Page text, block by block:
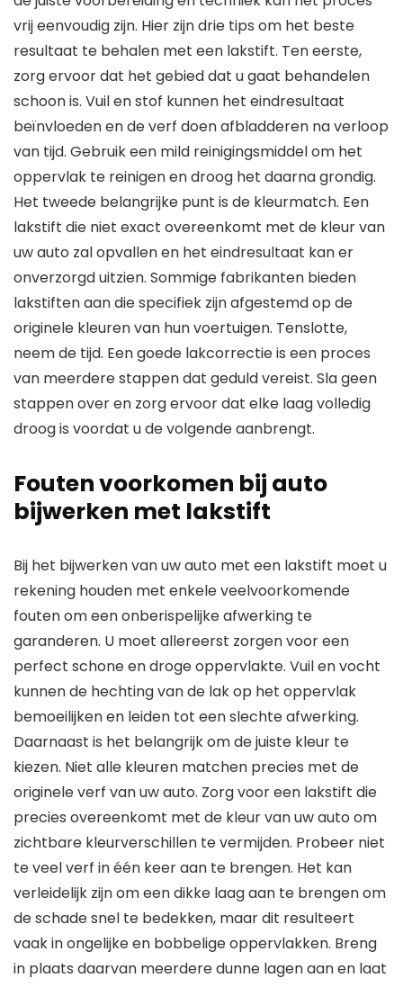
vrij eenvoudig zijn. Hier zijn drie tips om het beste
resultaat te behalen met een lakstift. Ten eerste,
zorg ervoor dat het gebied dat u gaat behandelen
schoon is. Vuil en stof kunnen het eindresultaat
beïnvloeden en de verf doen afbladderen na verloop
van tijd. Gebruik een mild reinigingsmiddel om het
oppervlak te reinigen en droog het daarna grondig.
Het tweede belangrijke punt is de kleurmatch. Een
lakstift die niet exact overeenkomt met de kleur van
uw auto zal opvallen en het eindresultaat kan er
onverzorgd uitzien. Sommige fabrikanten bieden
lakstiften aan die specifiek zijn afgestemd op de
originele kleuren van hun voertuigen. Tenslotte,
neem de tijd. Een goede lakcorrectie is een proces
van meerdere stappen dat geduld vereist. Sla geen
stappen over en zorg ervoor dat elke laag volledig
droog is voordat u de volgende aanbrengt.
Fouten voorkomen bij auto
bijwerken met lakstift
Bij het bijwerken van uw auto met een lakstift moet u
rekening houden met enkele veelvoorkomende
fouten om een onberispelijke afwerking te
garanderen. U moet allereerst zorgen voor een
perfect schone en droge oppervlakte. Vuil en vocht
kunnen de hechting van de lak op het oppervlak
bemoeilijken en leiden tot een slechte afwerking.
Daarnaast is het belangrijk om de juiste kleur te
kiezen. Niet alle kleuren matchen precies met de
originele verf van uw auto. Zorg voor een lakstift die
precies overeenkomt met de kleur van uw auto om
zichtbare kleurverschillen te vermijden. Probeer niet
te veel verf in één keer aan te brengen. Het kan
verleidelijk zijn om een dikke laag aan te brengen om
de schade snel te bedekken, maar dit resulteert
vaak in ongelijke en bobbelige oppervlakken. Breng
in plaats daarvan meerdere dunne lagen aan en laat